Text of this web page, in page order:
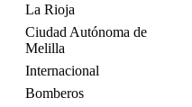
La Rioja
Ciudad Autónoma de
Melilla
Internacional
Bomberos